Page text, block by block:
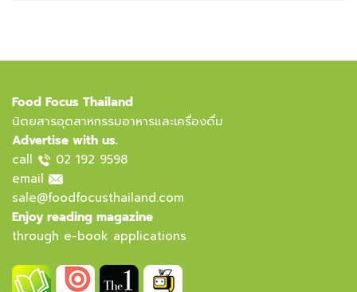
Food Focus Thailand
นิตยสารอุตสาหกรรมอาหารและเครื่องดื่ม
Advertise with us.
call
02 192 9598
email
sale@foodfocusthailand.com
Enjoy reading magazine
through e-book applications